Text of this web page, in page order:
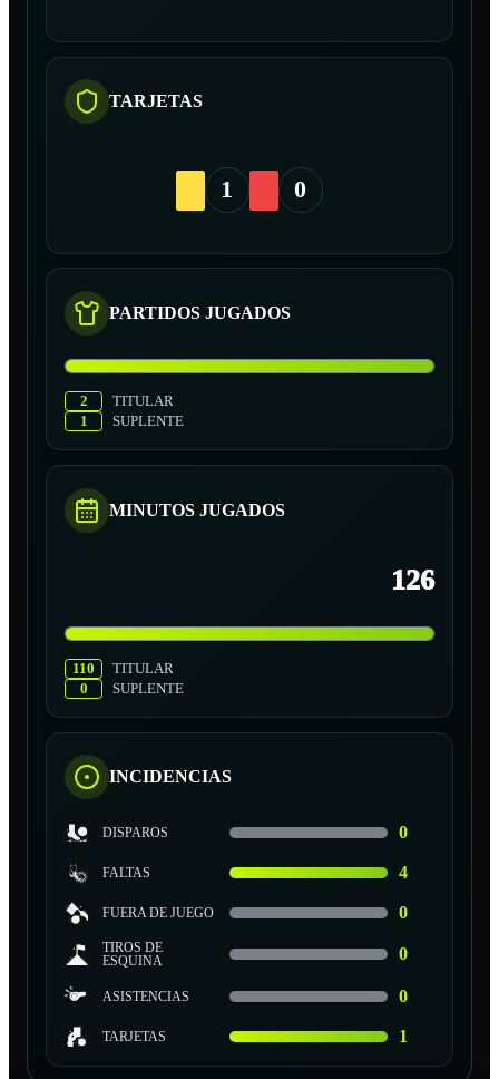
TARJETAS
1 0
PARTIDOS JUGADOS
2
TITULAR
1
SUPLENTE
MINUTOS JUGADOS
126
110
TITULAR
0
SUPLENTE
INCIDENCIAS
DISPAROS 0
FALTAS 4
FUERA DE JUEGO 0
TIROS DE
ESQUINA
0
ASISTENCIAS 0
TARJETAS 1